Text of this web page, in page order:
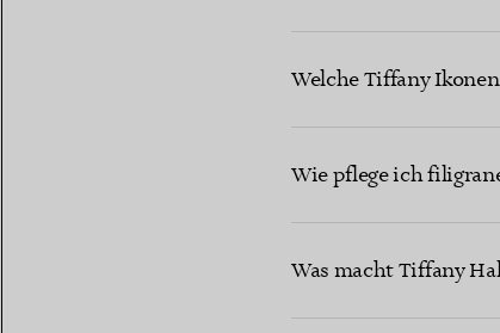
Welche Tiffany
Wie pflege ich
Was macht Tiffany